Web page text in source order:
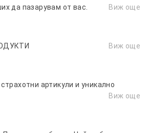
да пазарувам от вас.
Виж още
Виж още
артикули и уникално
Виж още